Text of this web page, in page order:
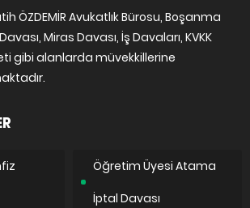
ÖZDEMİR Avukatlık Bürosu, Boşanma
Miras Davası, İş Davaları, KVKK
gibi alanlarda müvekkillerine
Öğretim Üyesi Atama
İptal Davası